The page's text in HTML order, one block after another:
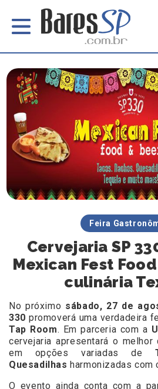
Feira
Cervejaria SP
Mexican Fest
culinária
No próximo sábado, 27 de
330 promoverá uma verdadeira
Tap Room. Em parceria com a
cervejaria apresentará o
em opções variadas de
Quesadilhas harmonizadas com
O evento ainda conta com a